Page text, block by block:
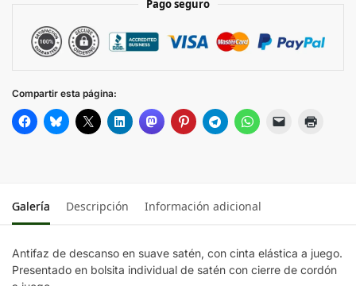
Pago seguro
Compartir esta página:
Galería Descripción Información adicional
Antifaz de descanso en suave satén, con cinta elástica a juego.
Presentado en bolsita individual de satén con cierre de cordón